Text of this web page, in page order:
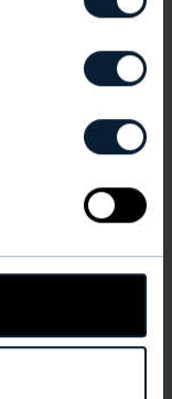
tukeen
soita